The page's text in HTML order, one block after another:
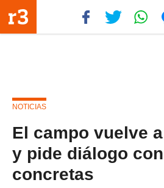
NOTICIAS
El campo vuelve
y pide diálogo
concretas